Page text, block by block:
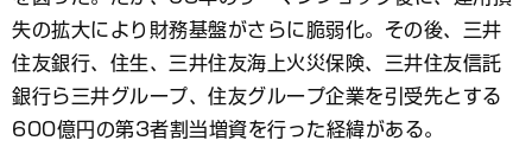
失の拡大により財務基盤がさらに脆弱化。その後、三井
住友銀行、住生、三井住友海上火災保険、三井住友信託
銀行ら三井グループ、住友グループ企業を引受先とする
600億円の第3者割当増資を行った経緯がある。